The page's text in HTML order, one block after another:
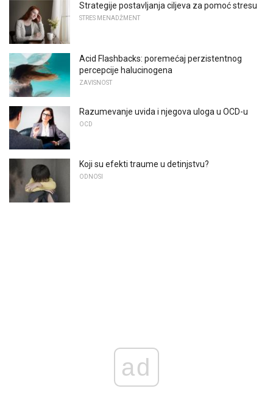
Strategije postavljanja ciljeva za pomoć stresu
STRES MENADŽMENT
Acid Flashbacks: poremećaj perzistentnog
percepcije halucinogena
ZAVISNOST
Razumevanje uvida i njegova uloga u OCD-u
OCD
Koji su efekti traume u detinjstvu?
ODNOSI
ad